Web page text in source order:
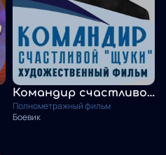
Командир счастливой "Щуки"
Полнометражный фильм
Боевик